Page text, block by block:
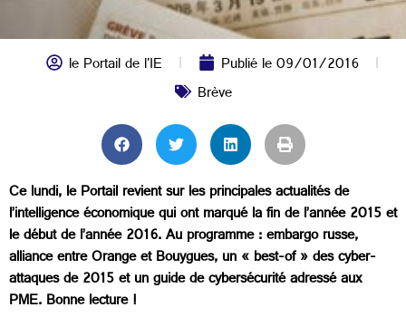
le Portail de l'IE Publié le09/01/2016
Brève
Ce lundi, le Portail revient sur les principales actualités de
l’intelligence économique qui ont marqué la fin de l’année 2015 et
le début de l’année 2016. Au programme : embargo russe,
alliance entre Orange et Bouygues, un « best-of » des cyber-
attaques de 2015 et un guide de cybersécurité adressé aux
PME. Bonne lecture !